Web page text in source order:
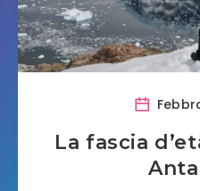
La fascia